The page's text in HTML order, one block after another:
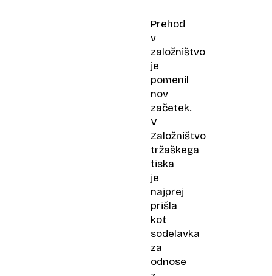
Prehod
v
založništvo
je
pomenil
nov
začetek.
V
Založništvo
tržaškega
tiska
je
najprej
prišla
kot
sodelavka
za
odnose